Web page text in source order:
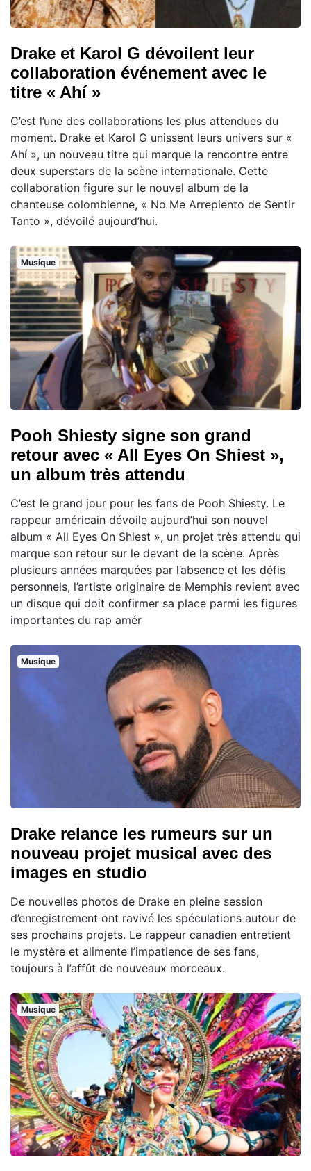
Drake et Karol G dévoilent leur
collaboration événement avec le
titre « Ahí »
C’est l’une des collaborations les plus attendues du
moment. Drake et Karol G unissent leurs univers sur «
Ahí », un nouveau titre qui marque la rencontre entre
deux superstars de la scène internationale. Cette
collaboration figure sur le nouvel album de la
chanteuse colombienne, « No Me Arrepiento de Sentir
Tanto », dévoilé aujourd’hui.
Musique
Pooh Shiesty signe son grand
retour avec « All Eyes On Shiest »,
un album très attendu
C’est le grand jour pour les fans de Pooh Shiesty. Le
rappeur américain dévoile aujourd’hui son nouvel
album « All Eyes On Shiest », un projet très attendu qui
marque son retour sur le devant de la scène. Après
plusieurs années marquées par l’absence et les défis
personnels, l’artiste originaire de Memphis revient avec
un disque qui doit confirmer sa place parmi les figures
importantes du rap amér
Musique
Drake relance les rumeurs sur un
nouveau projet musical avec des
images en studio
De nouvelles photos de Drake en pleine session
d’enregistrement ont ravivé les spéculations autour de
ses prochains projets. Le rappeur canadien entretient
le mystère et alimente l’impatience de ses fans,
toujours à l’affût de nouveaux morceaux.
Musique